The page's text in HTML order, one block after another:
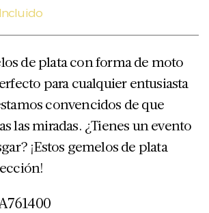
Incluido
de plata con forma de moto
para cualquier entusiasta
convencidos de que
las miradas. ¿Tienes un evento
¡Estos gemelos de plata